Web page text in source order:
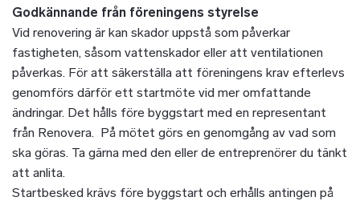
Godkännande från föreningens styrelse
Vid renovering är kan skador uppstå som påverkar
fastigheten, såsom vattenskador eller att ventilationen
påverkas. För att säkerställa att föreningens krav efterlevs
genomförs därför ett startmöte vid mer omfattande
ändringar. Det hålls före byggstart med en representant
från Renovera. På mötet görs en genomgång av vad som
ska göras. Ta gärna med den eller de entreprenörer du tänkt
att anlita.
Startbesked krävs före byggstart och erhålls antingen på